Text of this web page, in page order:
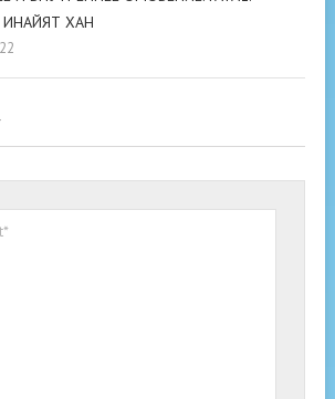
ИНАЙЯТ ХАН